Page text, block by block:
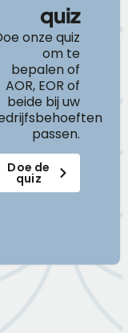
quiz
onze quiz
om te
bepalen of
AOR, EOR of
beide bij uw
passen.
Doe de
quiz